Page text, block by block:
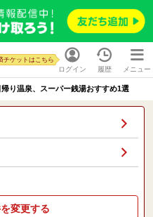
ログイン
チケットはこちら
履歴 メニュー
り温泉、スーパー銭湯おすすめ1選
変更する